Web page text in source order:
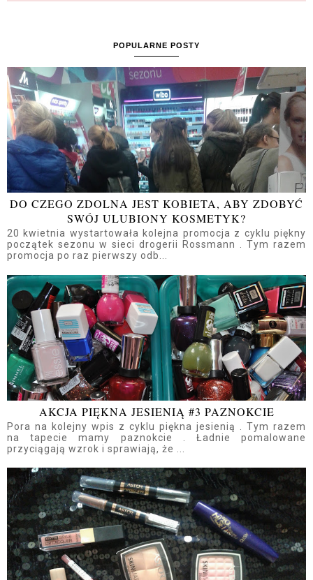
POPULARNE POSTY
DO CZEGO ZDOLNA JEST KOBIETA, ABY ZDOBYĆ
SWÓJ ULUBIONY KOSMETYK?
20 kwietnia wystartowała kolejna promocja z cyklu piękny
początek sezonu w sieci drogerii Rossmann . Tym razem
promocja po raz pierwszy odb...
AKCJA PIĘKNA JESIENIĄ #3 PAZNOKCIE
Pora na kolejny wpis z cyklu piękna jesienią . Tym razem
na tapecie mamy paznokcie . Ładnie pomalowane
przyciągają wzrok i sprawiają, że ...